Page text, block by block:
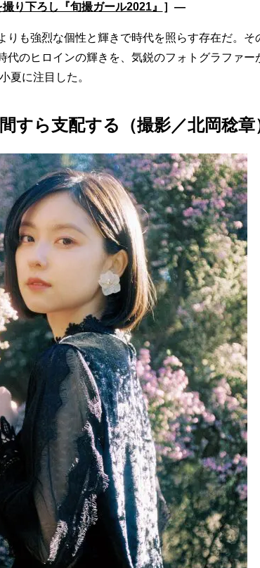
り下ろし『旬撮ガール2021』 ］―
りも強烈な個性と輝きで時代を照らす存在だ。そ
代のヒロインの輝きを、気鋭のフォトグラファー
夏に注目した。
すら支配する（撮影／北岡稔章